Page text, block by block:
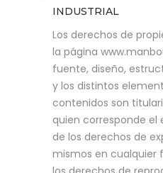
INDUSTRIAL
Los derechos de
la página
fuente, diseño,
y los distintos
contenidos son
quien corresponde el
de los derechos de
mismos en cualquier